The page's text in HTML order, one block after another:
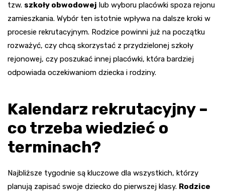
tzw. szkoły obwodowej lub wyboru placówki spoza rejonu
zamieszkania. Wybór ten istotnie wpływa na dalsze kroki w
procesie rekrutacyjnym. Rodzice powinni już na początku
rozważyć, czy chcą skorzystać z przydzielonej szkoły
rejonowej, czy poszukać innej placówki, która bardziej
odpowiada oczekiwaniom dziecka i rodziny.
Kalendarz rekrutacyjny –
co trzeba wiedzieć o
terminach?
Najbliższe tygodnie są kluczowe dla wszystkich, którzy
planują zapisać swoje dziecko do pierwszej klasy. Rodzice